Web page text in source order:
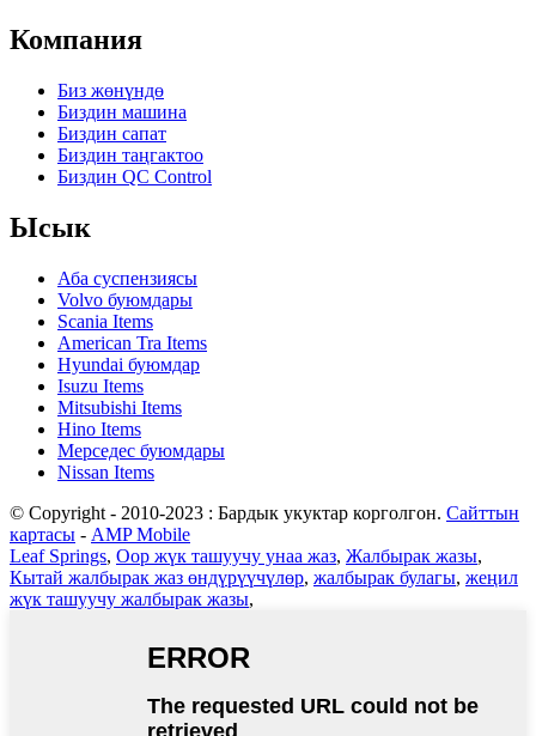
Компания
Биз жөнүндө
Биздин машина
Биздин сапат
Биздин таңгактоо
Биздин QC Control
Ысык
Аба суспензиясы
Volvo буюмдары
Scania Items
American Tra Items
Hyundai буюмдар
Isuzu Items
Mitsubishi Items
Hino Items
Мерседес буюмдары
Nissan Items
© Copyright - 2010-2023 : Бардык укуктар корголгон. Сайттын
картасы - AMP Mobile
Leaf Springs, Оор жүк ташуучу унаа жаз, Жалбырак жазы,
Кытай жалбырак жаз өндүрүүчүлөр, жалбырак булагы, жеңил
жүк ташуучу жалбырак жазы,